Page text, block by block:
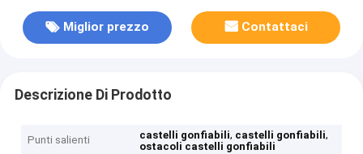
Miglior prezzo Contattaci
Descrizione Di Prodotto
Punti salienti castelli gonfiabili, castelli gonfiabili,
ostacoli castelli gonfiabili